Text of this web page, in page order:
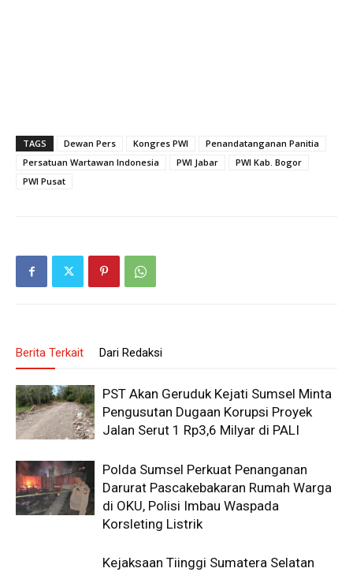
TAGS Dewan Pers Kongres PWI
Penandatanganan Panitia
Persatuan Wartawan Indonesia
PWI Jabar
PWI Kab. Bogor
PWI Pusat
Berita Terkait Dari Redaksi
PST Akan Geruduk Kejati Sumsel Minta
Pengusutan Dugaan Korupsi Proyek
Jalan Serut 1 Rp3,6 Milyar di PALI
Polda Sumsel Perkuat Penanganan
Darurat Pascakebakaran Rumah Warga
di OKU, Polisi Imbau Waspada
Korsleting Listrik
Kejaksaan Tiinggi Sumatera Selatan